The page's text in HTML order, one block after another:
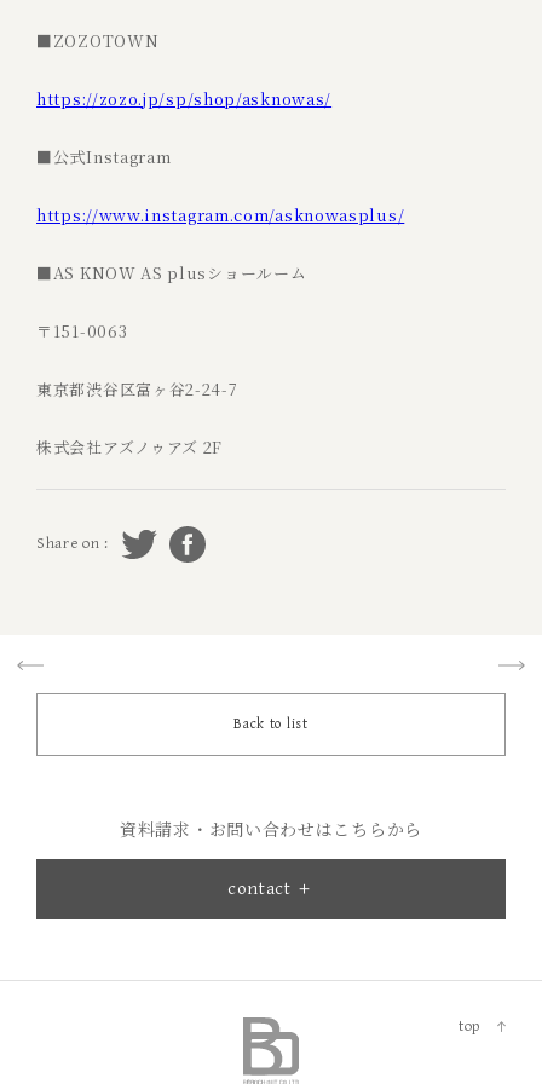
■ZOZOTOWN
https://zozo.jp/sp/shop/asknowas/
■公式Instagram
https://www.instagram.com/asknowasplus/
■AS KNOW AS plusショールーム
〒151-0063
東京都渋谷区富ヶ谷2-24-7
株式会社アズノゥアズ 2F
Share on :
Back to list
資料請求・お問い合わせはこちらから
contact ＋
top